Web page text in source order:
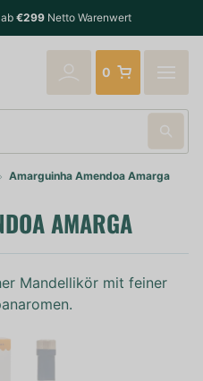
verschickt
0
Amarguinha Amendoa Amarga
AMARGA
Mandellikör mit feiner